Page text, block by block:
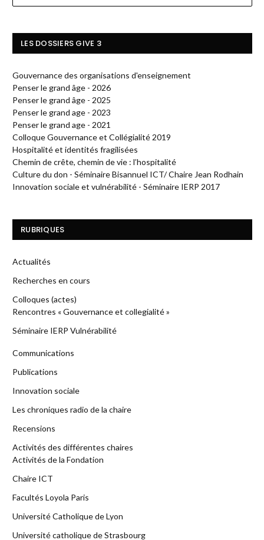
LES DOSSIERS GIVE 3
Gouvernance des organisations d'enseignement
Penser le grand âge - 2026
Penser le grand âge - 2025
Penser le grand age - 2023
Penser le grand age - 2021
Colloque Gouvernance et Collégialité 2019
Hospitalité et identités fragilisées
Chemin de crête, chemin de vie : l’hospitalité
Culture du don - Séminaire Bisannuel ICT/ Chaire Jean Rodhain
Innovation sociale et vulnérabilité - Séminaire IERP 2017
RUBRIQUES
Actualités
Recherches en cours
Colloques (actes)
Rencontres « Gouvernance et collegialité »
Séminaire IERP Vulnérabilité
Communications
Publications
Innovation sociale
Les chroniques radio de la chaire
Recensions
Activités des différentes chaires
Activités de la Fondation
Chaire ICT
Facultés Loyola Paris
Université Catholique de Lyon
Université catholique de Strasbourg